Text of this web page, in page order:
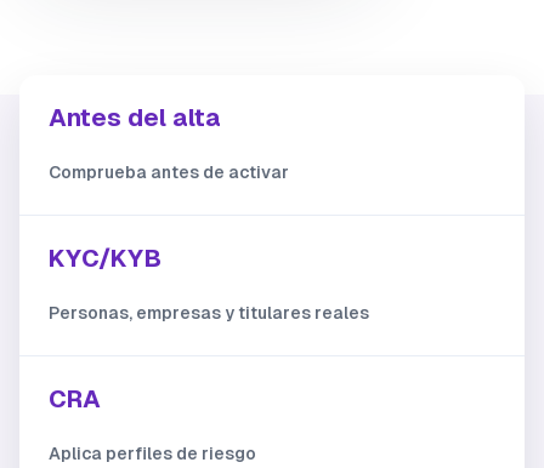
Antes del alta
Comprueba antes de activar
KYC/KYB
Personas, empresas y titulares reales
CRA
Aplica perfiles de riesgo